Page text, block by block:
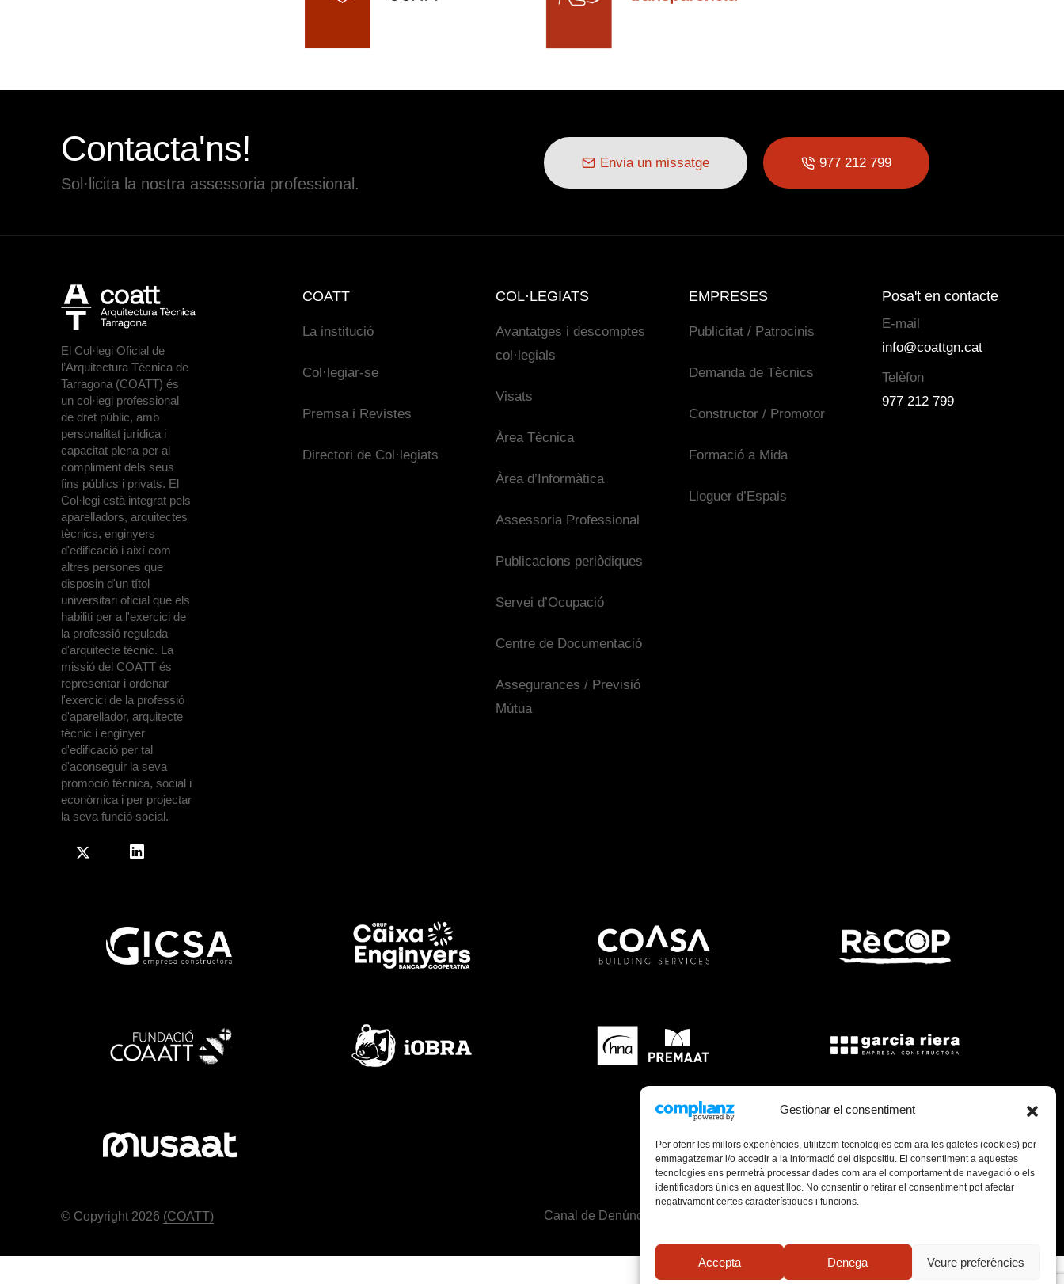
Gestionar el consentiment
Per oferir les millors experiències, utilitzem tecnologies com ara les galetes (cookies) per
emmagatzemar i/o accedir a la informació del dispositiu. El consentiment a aquestes
tecnologies ens permetrà processar dades com ara el comportament de navegació o els
identificadors únics en aquest lloc. No consentir o retirar el consentiment pot afectar
negativament certes característiques i funcions.
Accepta Denega Veure preferències
Contacta'ns!
Sol·licita la nostra assessoria professional.
Envia un missatge 977 212 799
El Col·legi Oficial de
l’Arquitectura Tècnica de
Tarragona (COATT) és
un col·legi professional
de dret públic, amb
personalitat jurídica i
capacitat plena per al
compliment dels seus
fins públics i privats. El
Col·legi està integrat pels
aparelladors, arquitectes
tècnics, enginyers
d'edificació i així com
altres persones que
disposin d'un títol
universitari oficial que els
habiliti per a l'exercici de
la professió regulada
d'arquitecte tècnic. La
missió del COATT és
representar i ordenar
l'exercici de la professió
d'aparellador, arquitecte
tècnic i enginyer
d'edificació per tal
d'aconseguir la seva
promoció tècnica, social i
econòmica i per projectar
la seva funció social.
COATT
La institució
Col·legiar-se
Premsa i Revistes
Directori de Col·legiats
COL·LEGIATS
Avantatges i descomptes
col·legials
Visats
Àrea Tècnica
Àrea d’Informàtica
Assessoria Professional
Publicacions periòdiques
Servei d’Ocupació
Centre de Documentació
Assegurances / Previsió
Mútua
EMPRESES
Publicitat / Patrocinis
Demanda de Tècnics
Constructor / Promotor
Formació a Mida
Lloguer d’Espais
Posa't en contacte
E-mail
info@coattgn.cat
Telèfon
977 212 799
© Copyright 2026 (COATT) Canal de Denúncies